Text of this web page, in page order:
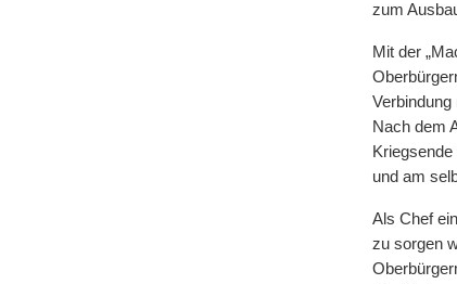
zum
Mit der
Verbindung
Nach dem
und am
Als Chef
zu sorgen